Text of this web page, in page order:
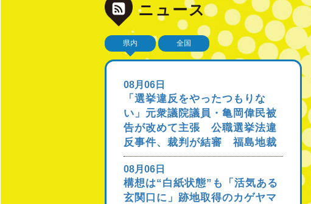
ニュース
県内 全国
08月06日
「選挙違反をやったつもりな
い」元衆議院議員・亀岡偉民被
告が改めて主張 公職選挙法違
反事件、裁判が結審 福島地裁
08月06日
構想は“白紙状態”も「活気ある
玄関口に」跡地取得のカゲヤマ